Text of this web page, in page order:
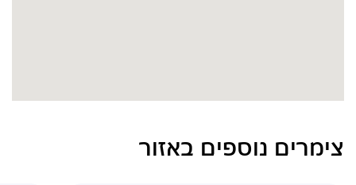
צימרים נוספים באזור